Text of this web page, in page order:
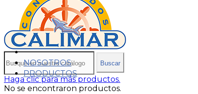
Buscar
Haga clic para más productos.
No se encontraron productos.
NOSOTROS
PRODUCTOS